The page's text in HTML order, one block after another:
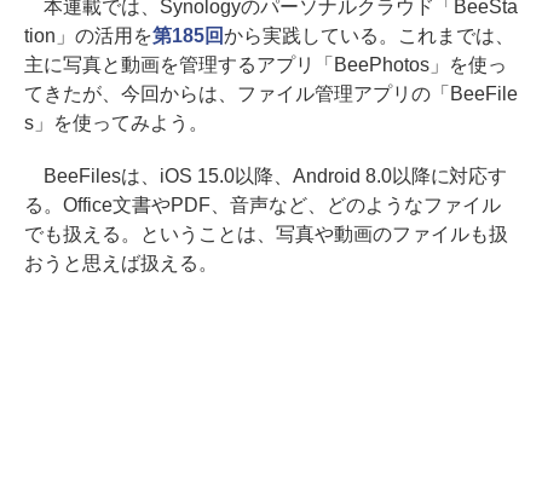
本連載では、Synologyのパーソナルクラウド「BeeSta
tion」の活用を第185回から実践している。これまでは、
主に写真と動画を管理するアプリ「BeePhotos」を使っ
てきたが、今回からは、ファイル管理アプリの「BeeFile
s」を使ってみよう。
BeeFilesは、iOS 15.0以降、Android 8.0以降に対応す
る。Office文書やPDF、音声など、どのようなファイル
でも扱える。ということは、写真や動画のファイルも扱
おうと思えば扱える。